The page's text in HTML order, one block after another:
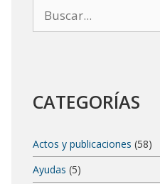
CATEGORÍAS
Actos y publicaciones (58)
Ayudas (5)